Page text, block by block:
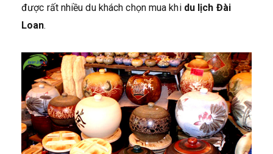
được rất nhiều du khách chọn mua khi du lịch Đài
Loan.